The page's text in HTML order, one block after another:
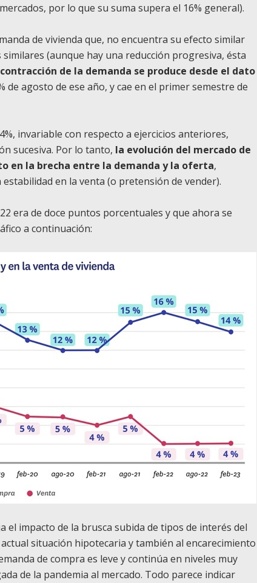
por lo que su suma supera el 16% general).
de vivienda que, no encuentra su efecto similar
(aunque hay una reducción progresiva, ésta
de la demanda se produce desde el dato
de agosto de ese año, y cae en el primer semestre de
invariable con respecto a ejercicios anteriores,
sucesiva. Por lo tanto, la evolución del mercado de
en la brecha entre la demanda y la oferta,
en la venta (o pretensión de vender).
era de doce puntos porcentuales y que ahora se
a continuación:
el impacto de la brusca subida de tipos de interés del
situación hipotecaria y también al encarecimiento
de compra es leve y continúa en niveles muy
de la pandemia al mercado. Todo parece indicar